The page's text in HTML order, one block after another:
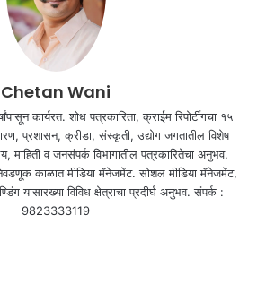
Chetan Wani
कार्यरत. शोध पत्रकारिता, क्राईम रिपोर्टींगचा १५
प्रशासन, क्रीडा, संस्कृती, उद्योग जगतातील विशेष
माहिती व जनसंपर्क विभागातील पत्रकारितेचा अनुभव.
काळात मीडिया मॅनेजमेंट. सोशल मीडिया मॅनेजमेंट,
यासारख्या विविध क्षेत्राचा प्रदीर्घ अनुभव. संपर्क :
9823333119